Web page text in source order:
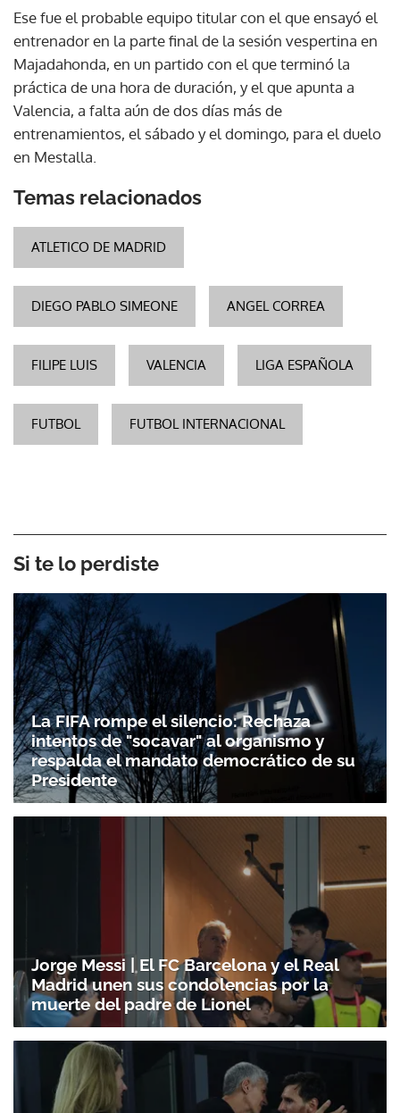
Ese fue el probable equipo titular con el que ensayó el
entrenador en la parte final de la sesión vespertina en
Majadahonda, en un partido con el que terminó la
práctica de una hora de duración, y el que apunta a
Valencia, a falta aún de dos días más de
entrenamientos, el sábado y el domingo, para el duelo
en Mestalla.
Temas relacionados
ATLETICO DE MADRID
DIEGO PABLO SIMEONE ANGEL CORREA
FILIPE LUIS VALENCIA LIGA ESPAÑOLA
FUTBOL FUTBOL INTERNACIONAL
Si te lo perdiste
La FIFA rompe el silencio: Rechaza
intentos de "socavar" al organismo y
respalda el mandato democrático de su
Presidente
Jorge Messi | El FC Barcelona y el Real
Madrid unen sus condolencias por la
muerte del padre de Lionel